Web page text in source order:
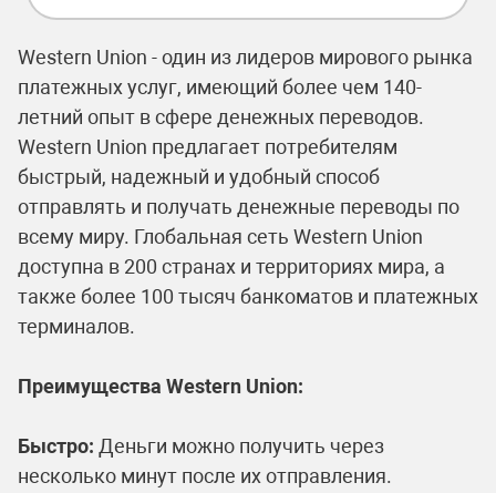
Western Union - один из лидеров мирового рынка
платежных услуг, имеющий более чем 140-
летний опыт в сфере денежных переводов.
Western Union предлагает потребителям
быстрый, надежный и удобный способ
отправлять и получать денежные переводы по
всему миру. Глобальная сеть Western Union
доступна в 200 странах и территориях мира, а
также более 100 тысяч банкоматов и платежных
терминалов.
Преимущества Western Union:
Быстро: Деньги можно получить через
несколько минут после их отправления.